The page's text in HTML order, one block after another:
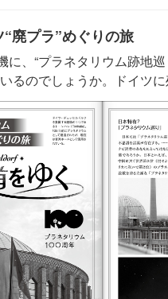
廃プラ”めぐりの旅
、“プラネタリウム跡地
るのでしょうか。ドイツ